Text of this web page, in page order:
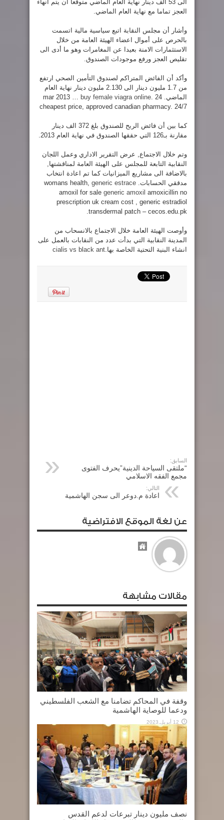
الى 53 الف دينار نهاية العام الماضي متوقعا أن يتم انهاء
العجز تماما مع نهاية العام الماضي.
وأشار أن مجلس النقابة اتبع سياسية مالية اتسمت
بالحرص على أموال اعضاء الهيئة العامة من خلال
الاستثمارات الامنة بعيدا عن المغامرات وهو ما أدى الى
تقليص العجز ورفع موجودات الصندوق.
وأكد أن الفائض المتراكم لصندوق التأمين الصحي ارتفع
من 1.7 مليون دينار الى 2.130 مليون دينار نهاية العام
الماضي.
buy female viagra online.
cheapest price, approved canadian pharmacy. 24/7
كما بين أن فائض الربح للصندوق بلغ 372 الف دينار
مقارنة بـ126 التي حققها الصندوق في نهاية العام 2013.
وتم خلال الاجتماع, عرض التقرير الاداري وعمل اللجان
النقابية التابعة للمجلس على الهيئة العامة لمناقشتها,
بالاضافة الى مشاريع الميزانيات كما تم اعادة انتخاب
مدققي الحسابات. generic estrace
amoxil for sale generic amoxil amoxicillin no
prescription uk cream cost , generic estradiol
transdermal patch – cecos.edu.pk.
وأوصت الهيئة العامة خلال الاجتماع بالانسحاب من
المدينة النقابية التي بدأت عدد من النقابات بالعمل على
انشاء البنية التحتية الخاصة بها.cialis vs black ant
السابق:
“ملتقى السياحة الدينية”يحرف الفتوى
مجمع الفقه الاسلامي
التالي:
اعادة م.دوعر الى سجن الهاشمية
عن لغة الموقع الافتراضية
مقالات مشابهة
وقفة في المحاكم تضامنا مع الشعب الفلسطيني
ودعما للوصاية الهاشمية
12 أبريل,2023
نصف مليون دينار تبرعات لدعم القدس